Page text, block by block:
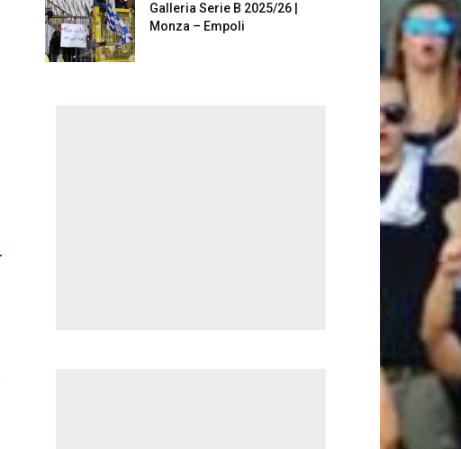
Galleria Serie B 2025/26 |
Monza – Empoli